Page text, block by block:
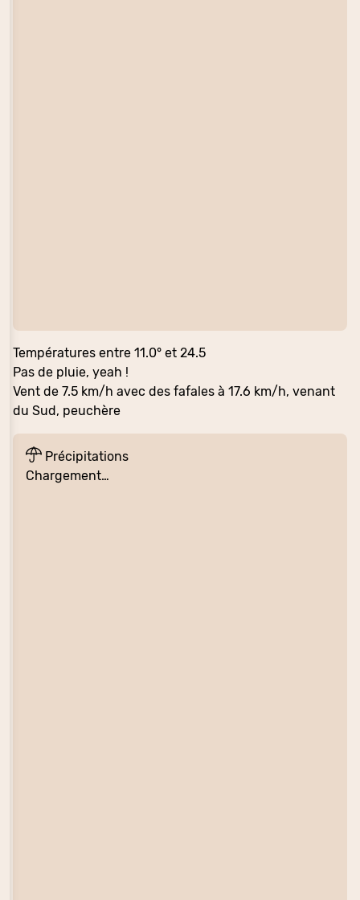
Températures entre 11.0° et 24.5
Pas de pluie, yeah !
Vent de 7.5 km/h avec des fafales à 17.6 km/h, venant
du Sud, peuchère
Précipitations
Chargement…